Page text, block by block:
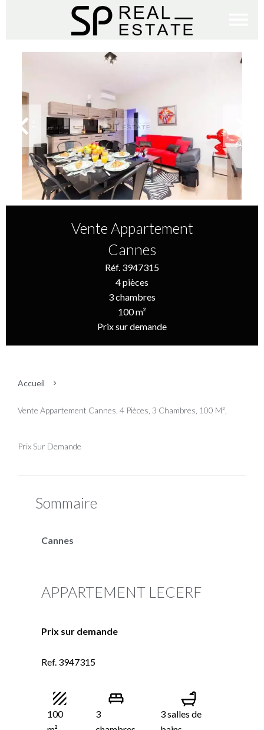
Vente Appartement
Cannes
Réf. 3947315
4 pièces
3 chambres
100 m²
Prix sur demande
Accueil
Vente Appartement Cannes, 4 Pièces, 3 Chambres, 100 M²,
Prix Sur Demande
Sommaire
Cannes
APPARTEMENT LECERF
Prix sur demande
Ref. 3947315
100
3
3 salles de